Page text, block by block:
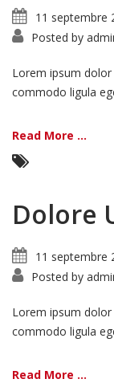
11 septembre
Posted by
Lorem ipsum
commodo ligula
Read More ...
Dolore
11 septembre
Posted by
Lorem ipsum
commodo ligula
Read More ...